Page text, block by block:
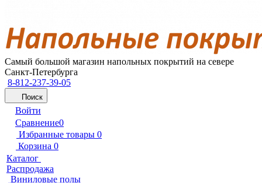
Самый большой магазин напольных покрытий на севере
Санкт-Петербурга
8-812-237-39-05
Поиск
Войти
Сравнение0
Избранные товары 0
Корзина 0
Каталог
Распродажа
Виниловые полы